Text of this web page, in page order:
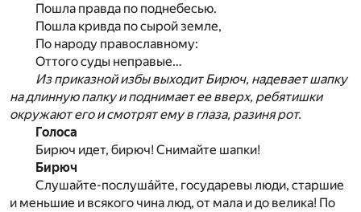
Пошла правда по поднебесью.
Пошла кривда по сырой земле,
По народу православному:
Оттого суды неправые…
Из приказной избы выходит Бирюч, надевает шапку
на длинную палку и поднимает ее вверх, ребятишки
окружают его и смотрят ему в глаза, разиня рот.
Голоса
Бирюч идет, бирюч! Снимайте шапки!
Бирюч
Слушайте-послуша́йте, государевы люди, старшие
и меньшие и всякого чина люд, от мала и до велика! По